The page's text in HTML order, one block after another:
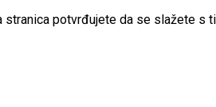
potvrđujete da se slažete s